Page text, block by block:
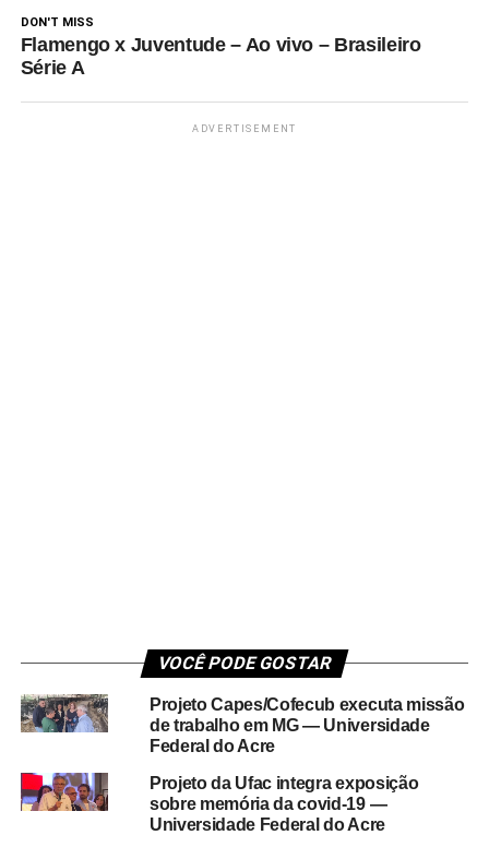
DON'T MISS
Flamengo x Juventude – Ao vivo – Brasileiro
Série A
ADVERTISEMENT
VOCÊ PODE GOSTAR
Projeto Capes/Cofecub executa missão
de trabalho em MG — Universidade
Federal do Acre
Projeto da Ufac integra exposição
sobre memória da covid-19 —
Universidade Federal do Acre